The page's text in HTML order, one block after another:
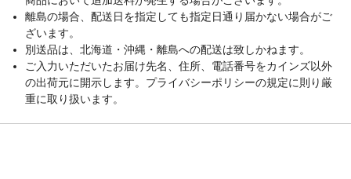
離島の場合、配送日を指定しても指定日通り届かない場合がご
ざいます。
別送品は、北海道・沖縄・離島への配送は致しかねます。
ご入力いただいたお届け先名、住所、電話番号をカインズ以外
の出荷元に開示します。プライバシーポリシーの規定に則り厳
重に取り扱います。